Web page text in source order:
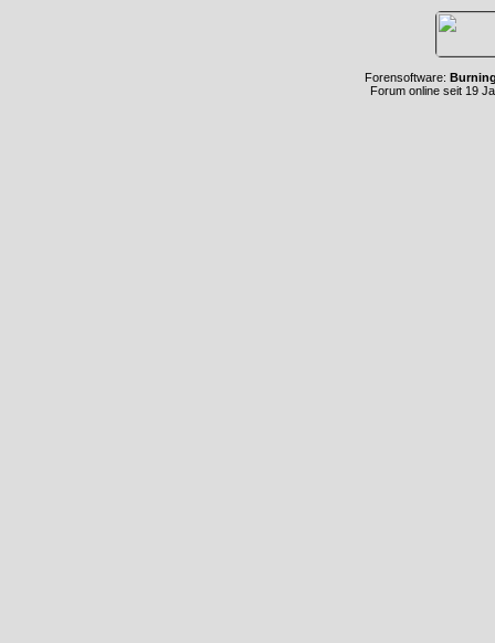
Forensoftware:
Forum online seit 19